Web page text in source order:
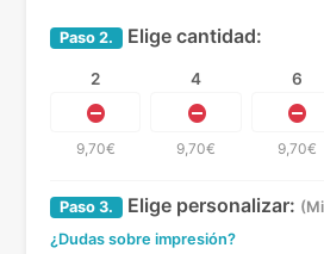
Paso 2. Elige cantidad:
2
9,70€
4
9,70€
6
9,70€
Paso 3. Elige personalizar:
¿Dudas sobre impresión?